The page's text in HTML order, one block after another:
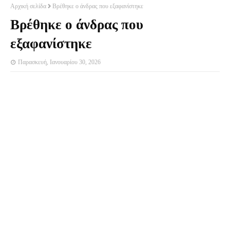
Αρχική σελίδα Βρέθηκε ο άνδρας που εξαφανίστηκε
Βρέθηκε ο άνδρας που
εξαφανίστηκε
Παρασκευή, Ιανουαρίου 30, 2026